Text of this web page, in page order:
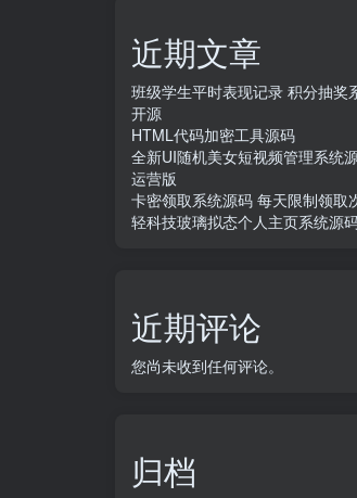
近期文章
班级学生平时表现记录 积分抽奖
开源
HTML代码加密工具源码
全新UI随机美女短视频管理系统
运营版
卡密领取系统源码 每天限制领取
轻科技玻璃拟态个人主页系统源
近期评论
您尚未收到任何评论。
归档